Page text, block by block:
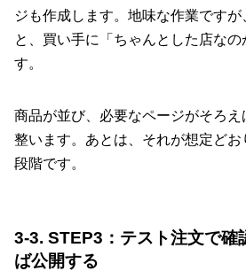
ジも作成します。地味な作業です
と、買い手に「ちゃんとした店なの
す。
商品が並び、必要なページがそろ
整います。あとは、それが想定ど
段階です。
3-3. STEP3：テスト注文で確
ば公開する